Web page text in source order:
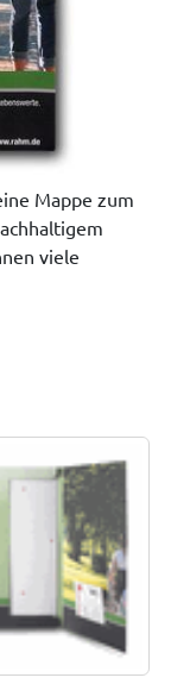
Mappe zum
viele